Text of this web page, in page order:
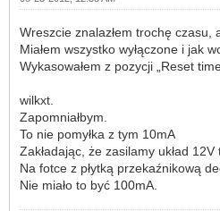
Wreszcie znalazłem trochę czasu,
Miałem wszystko wyłączone i jak
Wykasowałem z pozycji „Reset
wilkxt.
Zapomniałbym.
To nie pomyłka z tym 10mA
Zakładając, że zasilamy układ
Na fotce z płytką przekaźnikową
Nie miało to być 100mA.